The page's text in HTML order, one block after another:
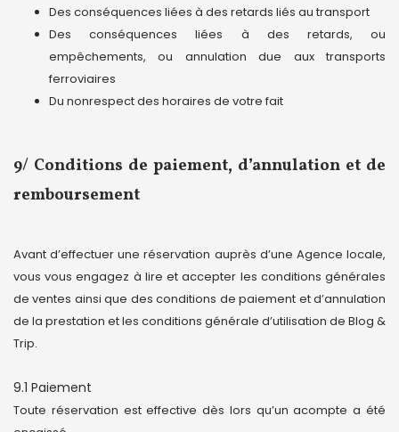
Des conséquences liées à des retards liés au transport
Des conséquences liées à des retards, ou
empêchements, ou annulation due aux transports
ferroviaires
Du nonrespect des horaires de votre fait
9/ Conditions de paiement, d’annulation et de
remboursement
Avant d’effectuer une réservation auprès d’une Agence locale,
vous vous engagez à lire et accepter les conditions générales
de ventes ainsi que des conditions de paiement et d’annulation
de la prestation et les conditions générale d’utilisation de Blog &
Trip.
9.1 Paiement
Toute réservation est effective dès lors qu’un acompte a été